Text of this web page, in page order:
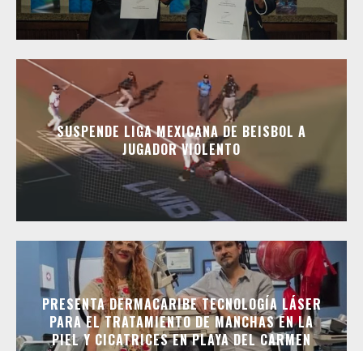
SUSPENDE LIGA MEXICANA DE BEISBOL A
JUGADOR VIOLENTO
PRESENTA DERMACARIBE TECNOLOGÍA LÁSER
PARA EL TRATAMIENTO DE MANCHAS EN LA
PIEL Y CICATRICES EN PLAYA DEL CARMEN